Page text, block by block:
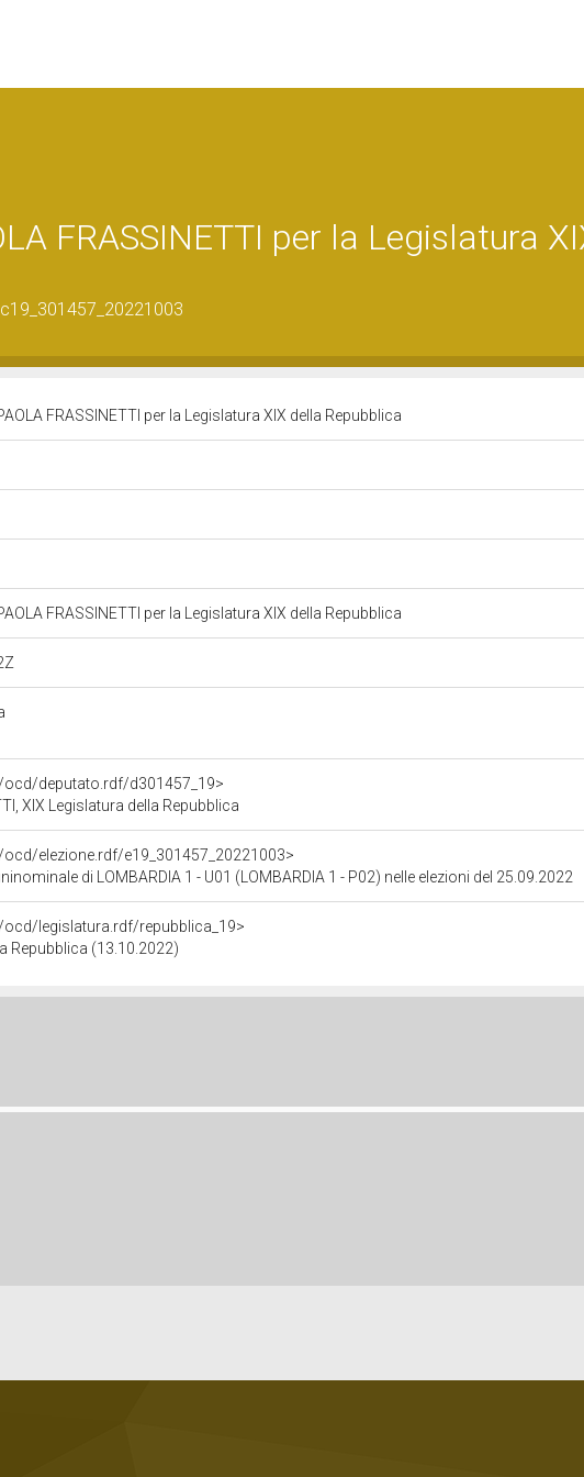
FRASSINETTI per la Legislatura
FRASSINETTI per la Legislatura XIX della Repubblica
FRASSINETTI per la Legislatura XIX della Repubblica
deputato.rdf/d301457_19>
XIX Legislatura della Repubblica
elezione.rdf/e19_301457_20221003>
di LOMBARDIA 1 - U01 (LOMBARDIA 1 - P02) nelle elezioni del 25.09.2022
legislatura.rdf/repubblica_19>
Repubblica (13.10.2022)